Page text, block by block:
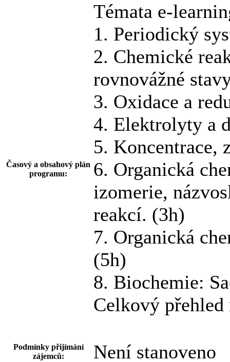
Časový a obsahový plán
programu:
Témata e-
1. Periodický
2. Chemické
rovnovážné
3. Oxidace a
4. Elektrolyty a
5. Koncentrace,
6. Organická
izomerie,
reakcí. (3h)
7. Organická
(5h)
8. Biochemie:
Celkový
Podmínky přijímání
zájemců:
Není stanoveno